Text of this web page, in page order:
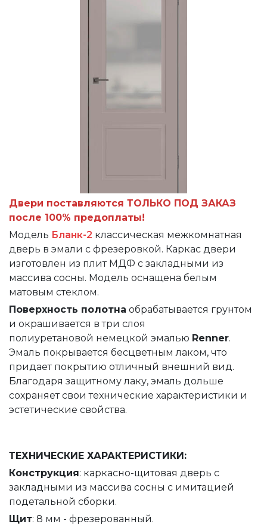
Двери поставляются ТОЛЬКО ПОД ЗАКАЗ
после 100% предоплаты!
Модель Бланк-2 классическая межкомнатная
дверь в эмали с фрезеровкой. Каркас двери
изготовлен из плит МДФ с закладными из
массива сосны. Модель оснащена белым
матовым стеклом.
Поверхность полотна обрабатывается грунтом
и окрашивается в три слоя
полиуретановой немецкой эмалью Renner.
Эмаль покрывается бесцветным лаком, что
придает покрытию отличный внешний вид.
Благодаря защитному лаку, эмаль дольше
сохраняет свои технические характеристики и
эстетические свойства.
ТЕХНИЧЕСКИЕ ХАРАКТЕРИСТИКИ:
Конструкция: каркасно-щитовая дверь с
закладными из массива сосны с имитацией
подетальной сборки.
Щит: 8 мм - фрезерованный.